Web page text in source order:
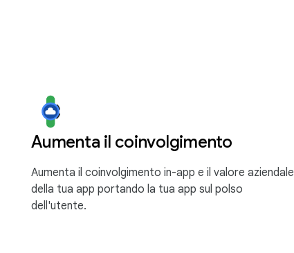
Aumenta il coinvolgimento
Aumenta il coinvolgimento in-app e il valore aziendale
della tua app portando la tua app sul polso
dell'utente.